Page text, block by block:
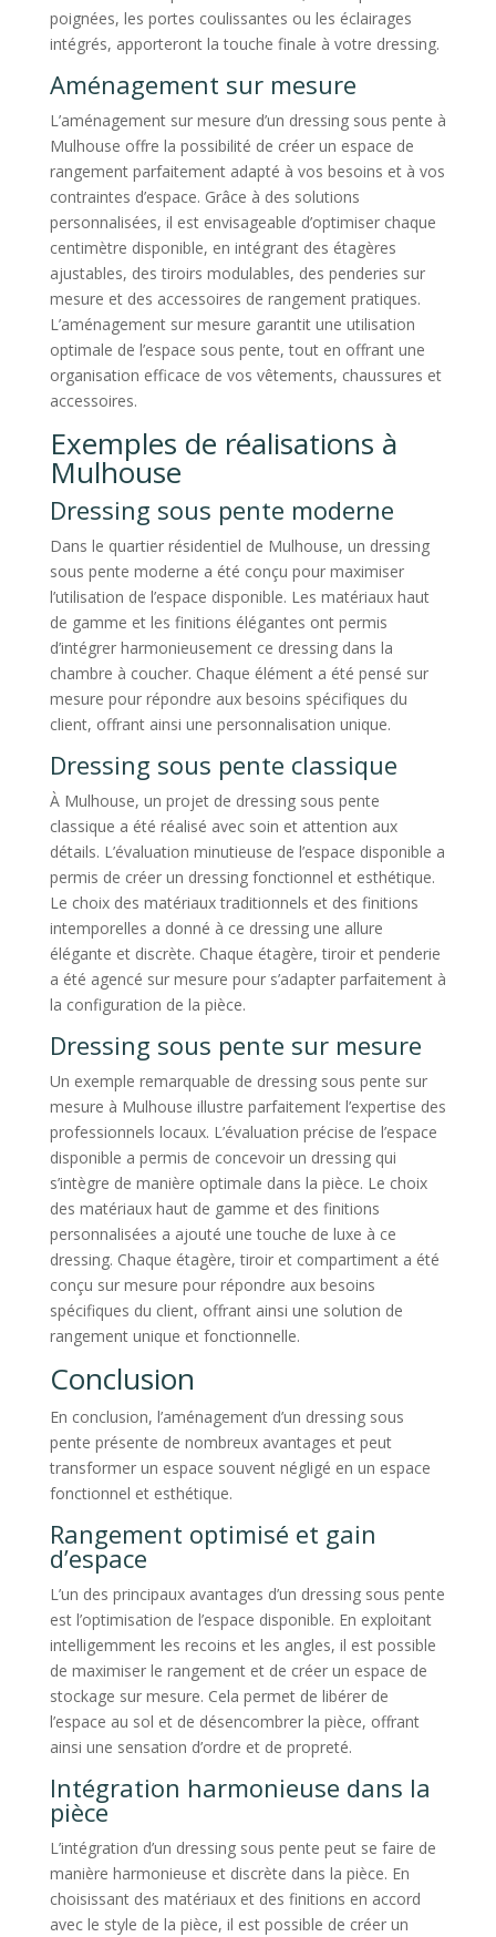
poignées, les portes coulissantes ou les éclairages
intégrés, apporteront la touche finale à votre dressing.
Aménagement sur mesure
L’aménagement sur mesure d’un dressing sous pente à
Mulhouse offre la possibilité de créer un espace de
rangement parfaitement adapté à vos besoins et à vos
contraintes d’espace. Grâce à des solutions
personnalisées, il est envisageable d’optimiser chaque
centimètre disponible, en intégrant des étagères
ajustables, des tiroirs modulables, des penderies sur
mesure et des accessoires de rangement pratiques.
L’aménagement sur mesure garantit une utilisation
optimale de l’espace sous pente, tout en offrant une
organisation efficace de vos vêtements, chaussures et
accessoires.
Exemples de réalisations à
Mulhouse
Dressing sous pente moderne
Dans le quartier résidentiel de Mulhouse, un dressing
sous pente moderne a été conçu pour maximiser
l’utilisation de l’espace disponible. Les matériaux haut
de gamme et les finitions élégantes ont permis
d’intégrer harmonieusement ce dressing dans la
chambre à coucher. Chaque élément a été pensé sur
mesure pour répondre aux besoins spécifiques du
client, offrant ainsi une personnalisation unique.
Dressing sous pente classique
À Mulhouse, un projet de dressing sous pente
classique a été réalisé avec soin et attention aux
détails. L’évaluation minutieuse de l’espace disponible a
permis de créer un dressing fonctionnel et esthétique.
Le choix des matériaux traditionnels et des finitions
intemporelles a donné à ce dressing une allure
élégante et discrète. Chaque étagère, tiroir et penderie
a été agencé sur mesure pour s’adapter parfaitement à
la configuration de la pièce.
Dressing sous pente sur mesure
Un exemple remarquable de dressing sous pente sur
mesure à Mulhouse illustre parfaitement l’expertise des
professionnels locaux. L’évaluation précise de l’espace
disponible a permis de concevoir un dressing qui
s’intègre de manière optimale dans la pièce. Le choix
des matériaux haut de gamme et des finitions
personnalisées a ajouté une touche de luxe à ce
dressing. Chaque étagère, tiroir et compartiment a été
conçu sur mesure pour répondre aux besoins
spécifiques du client, offrant ainsi une solution de
rangement unique et fonctionnelle.
Conclusion
En conclusion, l’aménagement d’un dressing sous
pente présente de nombreux avantages et peut
transformer un espace souvent négligé en un espace
fonctionnel et esthétique.
Rangement optimisé et gain
d’espace
L’un des principaux avantages d’un dressing sous pente
est l’optimisation de l’espace disponible. En exploitant
intelligemment les recoins et les angles, il est possible
de maximiser le rangement et de créer un espace de
stockage sur mesure. Cela permet de libérer de
l’espace au sol et de désencombrer la pièce, offrant
ainsi une sensation d’ordre et de propreté.
Intégration harmonieuse dans la
pièce
L’intégration d’un dressing sous pente peut se faire de
manière harmonieuse et discrète dans la pièce. En
choisissant des matériaux et des finitions en accord
avec le style de la pièce, il est possible de créer un